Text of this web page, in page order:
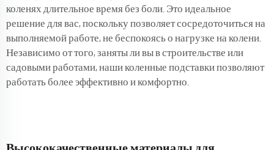
коленях длительное время без боли. Это идеальное
решение для вас, поскольку позволяет сосредоточиться на
выполняемой работе, не беспокоясь о нагрузке на колени.
Независимо от того, заняты ли вы в строительстве или
садовыми работами, наши коленные подставки позволяют
работать более эффективно и комфортно.